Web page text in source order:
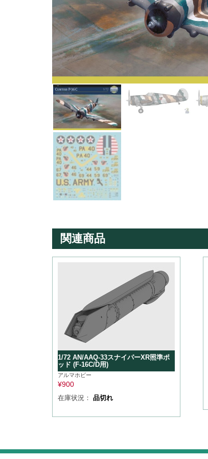
関連商品
1/72 AN/AAQ-33スナイパーXR照準ポ
ッド (F-16C/D用)
アルマホビー
¥900
在庫状況： 品切れ